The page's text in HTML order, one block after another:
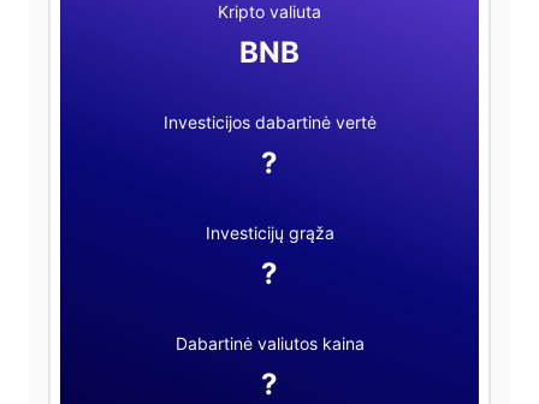
Kripto valiuta
BNB
Investicijos dabartinė vertė
?
Investicijų grąža
?
Dabartinė valiutos kaina
?